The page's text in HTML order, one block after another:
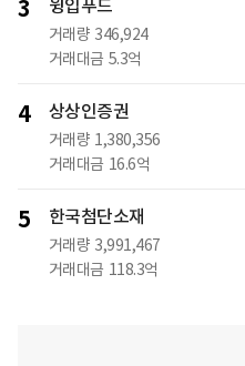
3 윙입푸드
거래량 346,924
거래대금 5.3억
4 상상인증권
거래량 1,380,356
거래대금 16.6억
5 한국첨단소재
거래량 3,991,467
거래대금 118.3억